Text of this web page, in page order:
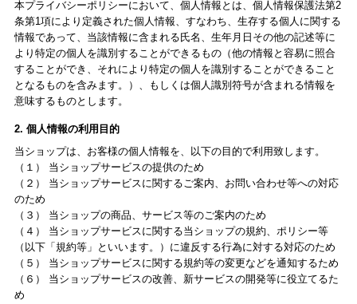
本プライバシーポリシーにおいて、個人情報とは、個人情報保護法第2
条第1項により定義された個人情報、すなわち、生存する個人に関する
情報であって、当該情報に含まれる氏名、生年月日その他の記述等に
より特定の個人を識別することができるもの（他の情報と容易に照合
することができ、それにより特定の個人を識別することができること
となるものを含みます。）、もしくは個人識別符号が含まれる情報を
意味するものとします。
2. 個人情報の利用目的
当ショップは、お客様の個人情報を、以下の目的で利用致します。
（１） 当ショップサービスの提供のため
（２） 当ショップサービスに関するご案内、お問い合わせ等への対応
のため
（３） 当ショップの商品、サービス等のご案内のため
（４） 当ショップサービスに関する当ショップの規約、ポリシー等
（以下「規約等」といいます。）に違反する行為に対する対応のため
（５） 当ショップサービスに関する規約等の変更などを通知するため
（６） 当ショップサービスの改善、新サービスの開発等に役立てるた
め